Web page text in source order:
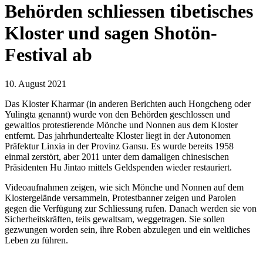
Behörden schliessen tibetisches
Kloster und sagen Shotön-
Festival ab
10. August 2021
Das Kloster Kharmar (in anderen Berichten auch Hongcheng oder
Yulingta genannt) wurde von den Behörden geschlossen und
gewaltlos protestierende Mönche und Nonnen aus dem Kloster
entfernt. Das jahrhundertealte Kloster liegt in der Autonomen
Präfektur Linxia in der Provinz Gansu. Es wurde bereits 1958
einmal zerstört, aber 2011 unter dem damaligen chinesischen
Präsidenten Hu Jintao mittels Geldspenden wieder restauriert.
Videoaufnahmen zeigen, wie sich Mönche und Nonnen auf dem
Klostergelände versammeln, Protestbanner zeigen und Parolen
gegen die Verfügung zur Schliessung rufen. Danach werden sie von
Sicherheitskräften, teils gewaltsam, weggetragen. Sie sollen
gezwungen worden sein, ihre Roben abzulegen und ein weltliches
Leben zu führen.